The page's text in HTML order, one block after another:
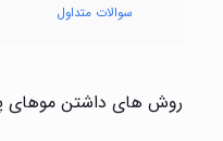
سوالات متداول
روش های داشتن موهای